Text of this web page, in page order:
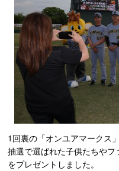
1回裏の「オンユアマークス
抽選で選ばれた子供たちや
をプレゼントしました。